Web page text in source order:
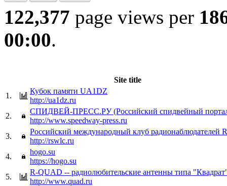
122,377 page views per
00:00.
Site title
1.
Кубок памяти UA1DZ
http://ua1dz.ru
2.
СПИДВЕЙ-ПРЕСС.РУ (Российский спидвейный
http://www.speedway-press.ru
3.
Российский международный клуб радионаблюдателей
http://rswlc.ru
4.
hogo.su
https://hogo.su
5.
R-QUAD -- радиолюбительские антенны типа
http://www.quad.ru